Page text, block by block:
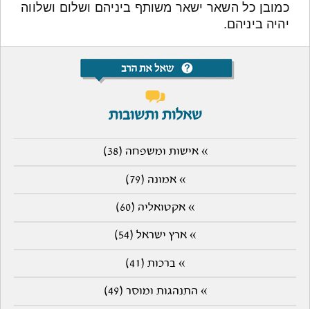
כמובן כל השאר ישאר משותף ביניהם ושלום ושלווה
יהיה ביניהם.
שאלות ותשובות
» אישות ומשפחה (38)
» אמונה (79)
» אקטואליה (60)
» ארץ ישראל (54)
» ברכות (41)
» התנהגות ומוסר (49)